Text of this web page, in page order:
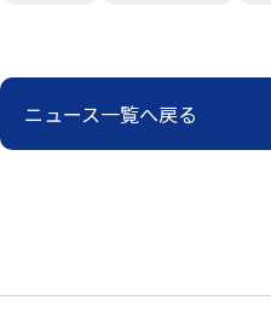
ニュース一覧へ戻る